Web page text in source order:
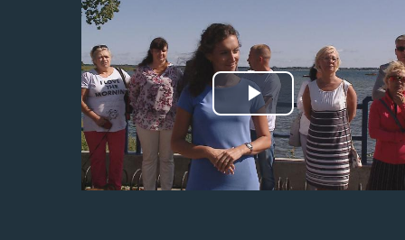
Odtwórz
wideo